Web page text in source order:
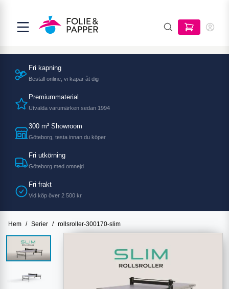
Fri kapning
Beställ online, vi kapar åt dig
Premiummaterial
Utvalda varumärken sedan 1994
300 m² Showroom
Göteborg, testa innan du köper
Fri utkörning
Göteborg med omnejd
Fri frakt
Vid köp över 2 500 kr
Hem / Serier / rollsroller-300170-slim